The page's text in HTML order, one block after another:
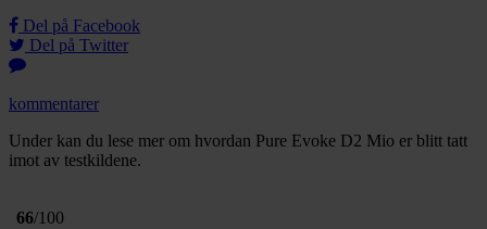
Del på Facebook
Del på Twitter
kommentarer
Under kan du lese mer om hvordan Pure Evoke D2 Mio er blitt tatt
imot av testkildene.
66/100